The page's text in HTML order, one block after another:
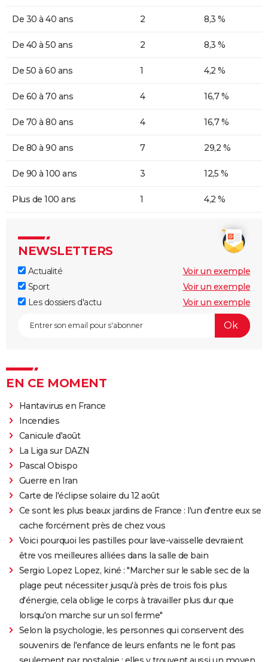
De 30 à 40 ans 2 8,3 %
De 40 à 50 ans 2 8,3 %
De 50 à 60 ans 1 4,2 %
De 60 à 70 ans 4 16,7 %
De 70 à 80 ans 4 16,7 %
De 80 à 90 ans 7 29,2 %
De 90 à 100 ans 3 12,5 %
Plus de 100 ans 1 4,2 %
NEWSLETTERS
Actualité
Voir un exemple
Sport
Voir un exemple
Les dossiers d'actu
Voir un exemple
EN CE MOMENT
Hantavirus en France
Incendies
Canicule d'août
La Liga sur DAZN
Pascal Obispo
Guerre en Iran
Carte de l'éclipse solaire du 12 août
Ce sont les plus beaux jardins de France : l'un d'entre eux se
cache forcément près de chez vous
Voici pourquoi les pastilles pour lave-vaisselle devraient
être vos meilleures alliées dans la salle de bain
Sergio Lopez Lopez, kiné : "Marcher sur le sable sec de la
plage peut nécessiter jusqu'à près de trois fois plus
d'énergie, cela oblige le corps à travailler plus dur que
lorsqu'on marche sur un sol ferme"
Selon la psychologie, les personnes qui conservent des
souvenirs de l'enfance de leurs enfants ne le font pas